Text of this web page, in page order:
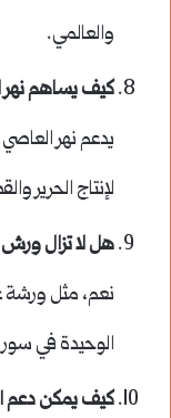
والعالمي.
كيف يساهم نهر
يدعم نهر
لإنتاج الحرير
هل لا تزال ورش
الوحيدة في
كيف يمكن دعم